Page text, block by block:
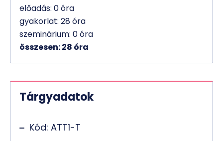
előadás: 0 óra
gyakorlat: 28 óra
szeminárium: 0 óra
összesen: 28 óra
Tárgyadatok
Kód: ATT1-T